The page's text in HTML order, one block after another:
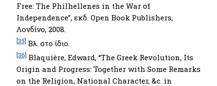
Free: The Philhellenes in the War of
Independence”, εκδ. Open Book Publishers,
Λονδίνο, 2008.
[35] Βλ. στο ίδιο.
[36] Blaquière, Edward, “The Greek Revolution, Its
Origin and Progress: Together with Some Remarks
on the Religion, National Character, &c. in